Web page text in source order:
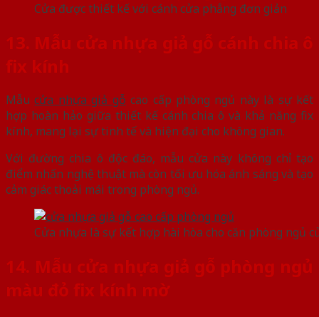
Cửa được thiết kế với cánh cửa phẳng đơn giản
13. Mẫu cửa nhựa giả gỗ cánh chia ô
fix kính
Mẫucửa nhựa giả gỗ cao cấp phòng ngủ này là sự kết
hợp hoàn hảo giữa thiết kế cánh chia ô và khả năng fix
kính, mang lại sự tinh tế và hiện đại cho không gian.
Với đường chia ô độc đáo, mẫu cửa này không chỉ tạo
điểm nhấn nghệ thuật mà còn tối ưu hóa ánh sáng và tạo
cảm giác thoải mái trong phòng ngủ.
Cửa nhựa là sự kết hợp hài hòa cho căn phòng ngủ
14. Mẫu cửa nhựa giả gỗ phòng ngủ
màu đỏ fix kính mờ